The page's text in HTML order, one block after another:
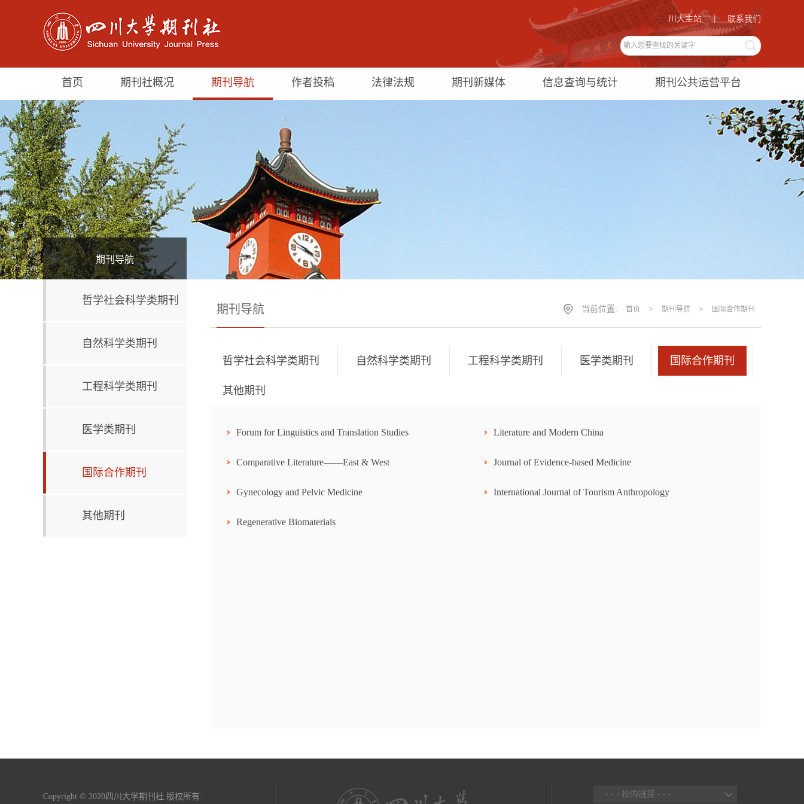
联系我们
川大主站 |
首页 期刊社概况 期刊导航 作者投稿 法律法规 期刊新媒体 信息查询与统计 期刊公共运营平台
期刊导航
哲学社会科学类期刊
自然科学类期刊
工程科学类期刊
医学类期刊
国际合作期刊
其他期刊
期刊导航 当前位置: 首页 > 期刊导航 > 国际合作期刊
哲学社会科学类期刊 自然科学类期刊 工程科学类期刊 医学类期刊 国际合作期刊
其他期刊
Forum for Linguistics and Translation Studies Literature and Modern China
Comparative Literature——East & West Journal of Evidence-based Medicine
Gynecology and Pelvic Medicine International Journal of Tourism Anthropology
Regenerative Biomaterials
Copyright © 2020四川大学期刊社 版权所有.